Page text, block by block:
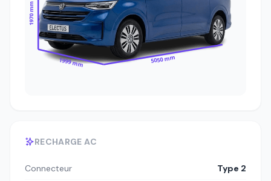
1970 mm
1999 mm 5050 mm
RECHARGE AC
Connecteur Type 2